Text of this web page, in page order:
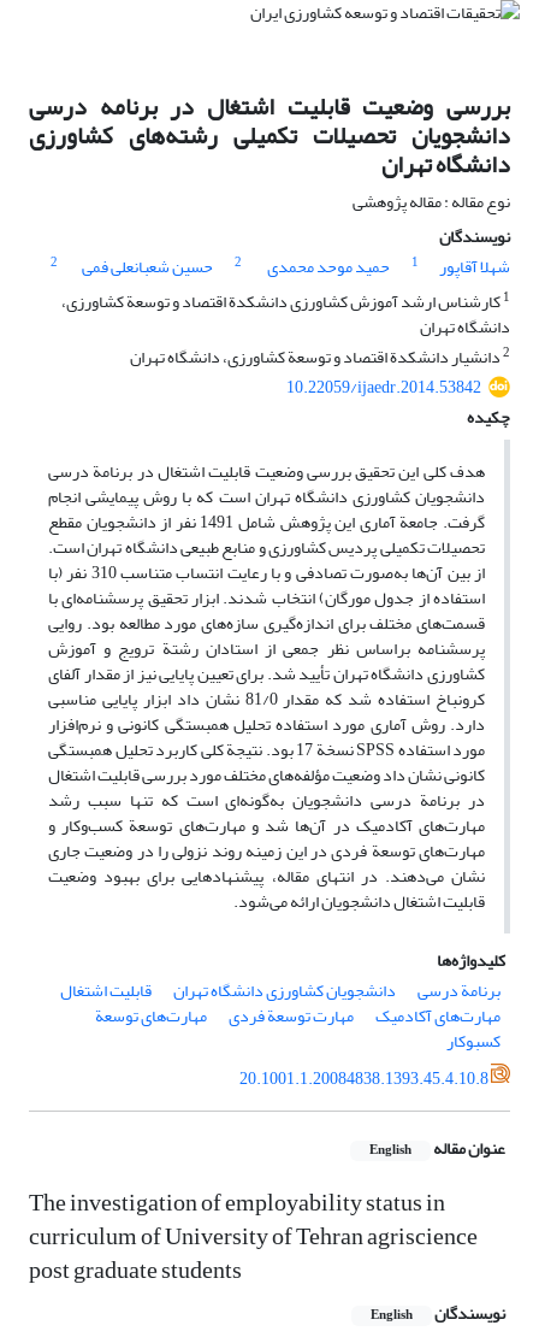
بررسی وضعیت قابلیت اشتغال در برنامه درسی
دانشجویان تحصیلات تکمیلی رشته‌های کشاورزی
دانشگاه تهران
نوع مقاله : مقاله پژوهشی
نویسندگان
شهلا آقاپور
1 حمید موحد محمدی 2 حسین شعبانعلی فمی
2
1کارشناس ارشد آموزش کشاورزی دانشکدة اقتصاد و توسعة کشاورزی،
دانشگاه تهران
2دانشیار دانشکدة اقتصاد و توسعة کشاورزی، دانشگاه تهران
10.22059/ijaedr.2014.53842
چکیده
هدف کلی این تحقیق بررسی وضعیت قابلیت اشتغال در برنامة درسی
دانشجویان کشاورزی دانشگاه تهران است که با روش پیمایشی انجام
گرفت. جامعة آماری این پژوهش شامل 1491 نفر از دانشجویان مقطع
تحصیلات تکمیلی پردیس کشاورزی و منابع طبیعی دانشگاه تهران است.
از بین آن‌ها به‌صورت تصادفی و با رعایت انتساب متناسب 310 نفر (با
استفاده از جدول مورگان) انتخاب شدند. ابزار تحقیق پرسشنامه‌ای با
قسمت‌های مختلف برای اندازه‌گیری سازه‌های مورد مطالعه بود. روایی
پرسشنامه براساس نظر جمعی از استادان رشتة ترویج و آموزش
کشاورزی دانشگاه تهران تأیید شد. برای تعیین پایایی نیز از مقدار آلفای
کرونباخ استفاده شد که مقدار 81/0 نشان داد ابزار پایایی مناسبی
دارد. روش آماری مورد استفاده تحلیل همبستگی کانونی و نرم‌افزار
مورد استفاده SPSS نسخة 17 بود. نتیجة کلی کاربرد تحلیل همبستگی
کانونی نشان داد وضعیت مؤلفه‌های مختلف مورد بررسی قابلیت اشتغال
در برنامة درسی دانشجویان به‌گونه‌ای است که تنها سبب رشد
مهارت‌های آکادمیک در آن‌ها شد و مهارت‌های توسعة کسب‌وکار و
مهارت‌های توسعة فردی در این زمینه روند نزولی را در وضعیت جاری
نشان می‌دهند. در انتهای مقاله، پیشنهادهایی برای بهبود وضعیت
قابلیت اشتغال دانشجویان ارائه می‌شود.
کلیدواژه‌ها
برنامة درسی
دانشجویان کشاورزی دانشگاه تهران قابلیت اشتغال
مهارت‌های آکادمیک مهارت توسعة فردی مهارت‌های توسعة
کسبوکار
20.1001.1.20084838.1393.45.4.10.8
عنوان مقاله English
The investigation of employability status in
curriculum of University of Tehran agriscience
post graduate students
نویسندگان English